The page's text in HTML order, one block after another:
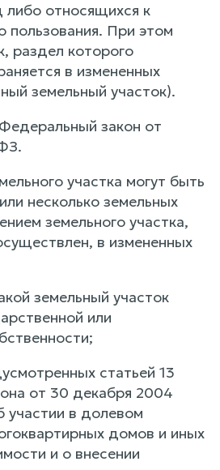
относящихся к
пользования. При этом
раздел которого
в измененных
земельный участок).
закон от
участка могут быть
несколько земельных
земельного участка,
в измененных
земельный участок
или
статьей 13
от 30 декабря 2004
в долевом
домов и иных
и о внесении